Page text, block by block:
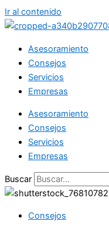
Ir al contenido
Asesoramiento
Consejos
Servicios
Empresas
Asesoramiento
Consejos
Servicios
Empresas
Buscar
Consejos